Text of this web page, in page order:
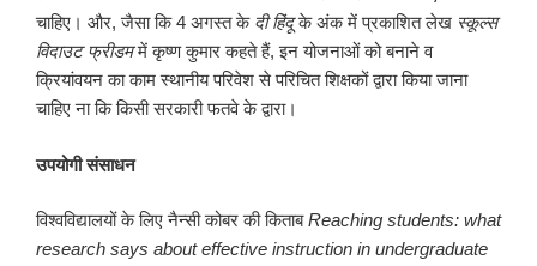
चाहिए। और, जैसा कि 4 अगस्त के दी हिंदूके अंक में प्रकाशित लेख स्कूल्स
विदाउट फ्रीडममें कृष्ण कुमार कहते हैं, इन योजनाओं को बनाने व
क्रियांवयन का काम स्थानीय परिवेश से परिचित शिक्षकों द्वारा किया जाना
चाहिए ना कि किसी सरकारी फतवे के द्वारा।
उपयोगी संसाधन
विश्वविद्यालयों के लिए नैन्सी कोबर की किताबReaching students: what
research says about effective instruction in undergraduate